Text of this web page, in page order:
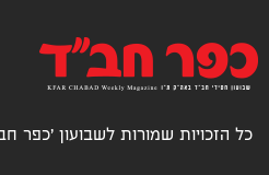
כל הזכויות שמורות לשבועון 'כפר חב"ד'